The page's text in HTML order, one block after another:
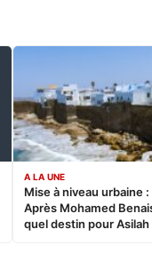
A LA UNE
Mise à niveau urbaine :
Après Mohamed
quel destin pour Asilah